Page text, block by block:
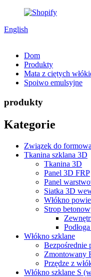
English
Dom
Produkty
Mata z ciętych
Spoiwo emulsyjne
produkty
Kategorie
Związek do
Tkanina szklana 3D
Tkanina 3D
Panel 3D FRP
Panel
Siatka 3D
Włókno
Strop
Włókno szklane
Bezpośrednie
Zmontowany
Przędze z
Włókno szklane S